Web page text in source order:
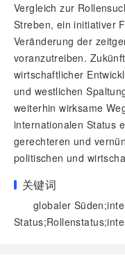
Vergleich zur
Streben, ein initiativer
Veränderung der
voranzutreiben.
wirtschaftlicher
und westlichen
weiterhin wirksame
internationalen Status
gerechteren und
politischen und
关键词
globaler